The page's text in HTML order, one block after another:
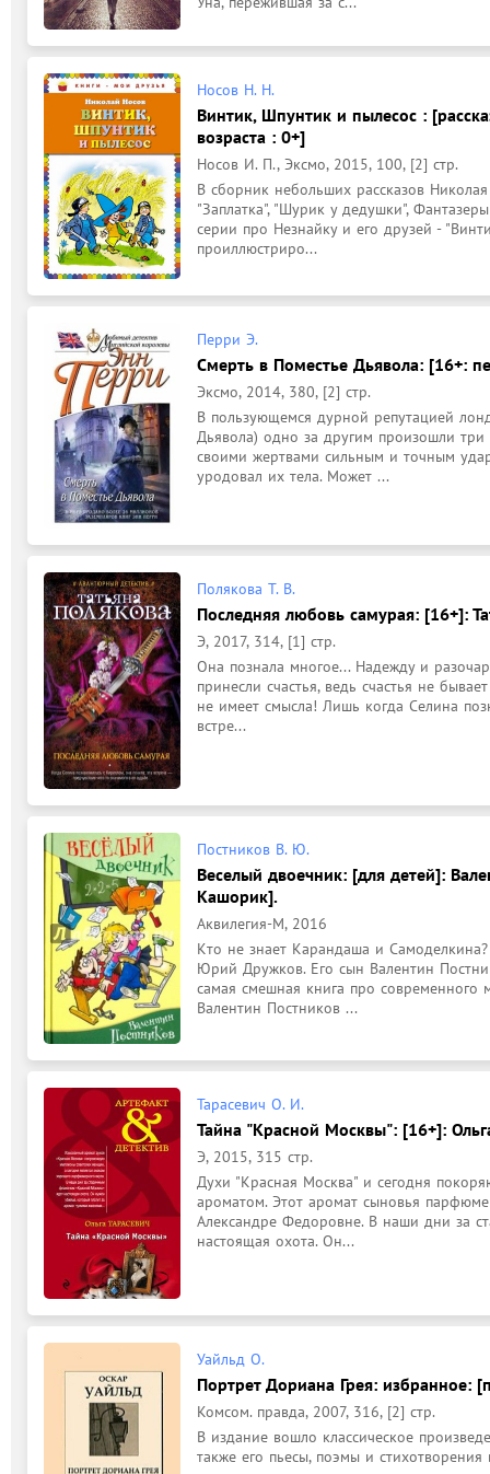
Носов Н. Н.
Винтик, Шпунтик и пылесос :
возраста : 0+]
Носов И. П., Эксмо, 2015, 100, [2] стр.
В сборник небольших рассказов
"Заплатка", "Шурик у дедушки",
серии про Незнайку и его друзей -
проиллюстриро...
Перри Э.
Смерть в Поместье Дьявола: [16+:
Эксмо, 2014, 380, [2] стр.
В пользующемся дурной репутацией
Дьявола) одно за другим произошли три
своими жертвами сильным и точным
уродовал их тела. Может ...
Полякова Т. В.
Последняя любовь самурая: [16+]:
Э, 2017, 314, [1] стр.
Она познала многое... Надежду и
принесли счастья, ведь счастья не
не имеет смысла! Лишь когда Селина
встре...
Постников В. Ю.
Веселый двоечник: [для детей]:
Кашорик].
Аквилегия-М, 2016
Кто не знает Карандаша и
Юрий Дружков. Его сын Валентин
самая смешная книга про
Валентин Постников ...
Тарасевич О. И.
Тайна "Красной Москвы": [16+]:
Э, 2015, 315 стр.
Духи "Красная Москва" и сегодня
ароматом. Этот аромат сыновья
Александре Федоровне. В наши дни за
настоящая охота. Он...
Уайльд О.
Портрет Дориана Грея: избранное:
Комсом. правда, 2007, 316, [2] стр.
В издание вошло классическое
также его пьесы, поэмы и стихотворения